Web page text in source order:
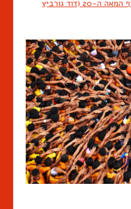
פוסטמודרניזם: תרבות וספרות בסוף המאה ה-20 (דוד גורביץ